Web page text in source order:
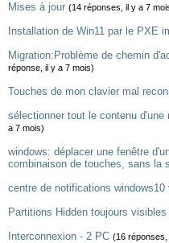
Mises à jour (14 réponses, il y a 7
Installation de Win11 par le PXE
Migration:Problème de chemin
réponse, il y a 7 mois)
Touches de mon clavier mal
sélectionner tout le contenu d'une
a 7 mois)
windows: déplacer une fenêtre
combinaison de touches, sans la
centre de notifications windows10
Partitions Hidden toujours visibles
Interconnexion - 2 PC (16 réponses,